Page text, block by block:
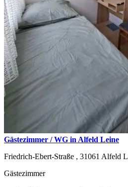
Gästezimmer / WG in Alfeld Leine
Friedrich-Ebert-Straße , 31061 Alfeld
Gästezimmer